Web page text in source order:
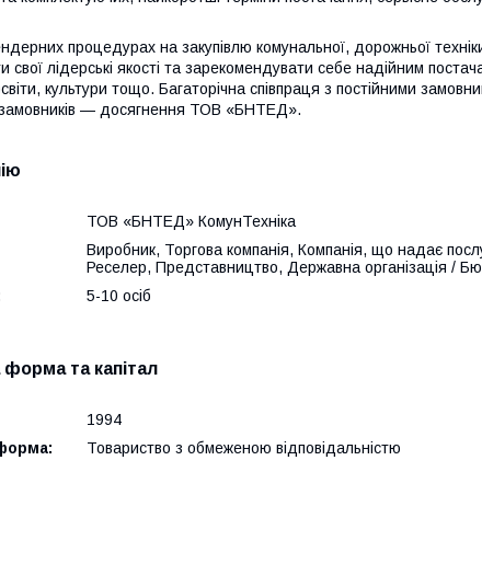
процедурах на закупівлю комунальної, дорожньої
лідерські якості та зарекомендувати себе надійним
культури тощо. Багаторічна співпраця з постійними
замовників — досягнення ТОВ «БНТЕД».
ТОВ «БНТЕД» КомунТехніка
Виробник, Торгова компанія, Компанія, що надає
Реселер, Представництво, Державна організація /
5-10 осіб
форма та капітал
1994
Товариство з обмеженою відповідальністю